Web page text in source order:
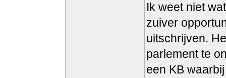
Ik weet niet
zuiver
uitschrijven.
parlement te
een KB